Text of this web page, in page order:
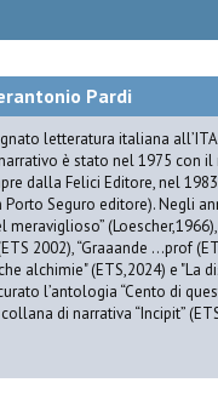
Pardi
letteratura italiana
è stato nel 1975 con il
dalla Felici Editore, nel
Seguro editore). Negli
meraviglioso”
2002), “Graaande …prof
alchimie" (ETS,2024) e "La
l’antologia “Cento di
di narrativa “Incipit”